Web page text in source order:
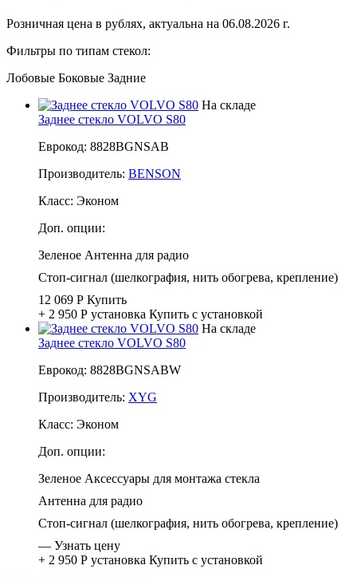
Розничная цена в рублях, актуальна на 06.08.2026 г.
Фильтры по типам стекол:
Лобовые Боковые Задние
На складе
Заднее стекло VOLVO S80
Еврокод: 8828BGNSAB
Производитель: BENSON
Класс: Эконом
Доп. опции:
Зеленое Антенна для радио
Стоп-сигнал (шелкография, нить обогрева, крепление)
12 069 Р Купить
+ 2 950 Р установка Купить с установкой
На складе
Заднее стекло VOLVO S80
Еврокод: 8828BGNSABW
Производитель: XYG
Класс: Эконом
Доп. опции:
Зеленое Аксессуары для монтажа стекла
Антенна для радио
Стоп-сигнал (шелкография, нить обогрева, крепление)
— Узнать цену
+ 2 950 Р установка Купить с установкой